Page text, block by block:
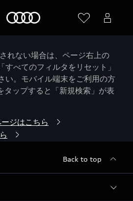
れない場合は、ページ右上の
すべてのフィルタをリセット」
い。モバイル端末をご利用の方
ップすると「新規検索」が表
ジはこちら
Back to top